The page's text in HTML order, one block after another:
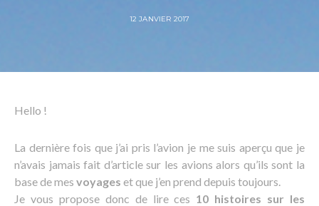
POSTED
12 JANVIER 2017
Hello !
La dernière fois que j’ai pris l’avion je me suis aperçu que je
n’avais jamais fait d’article sur les avions alors qu’ils sont la
base de mes voyages et que j’en prend depuis toujours.
Je vous propose donc de lire ces 10 histoires sur les